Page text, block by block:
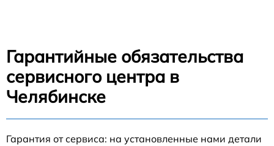
Гарантийные обязательства
сервисного центра в
Челябинске
Гарантия от сервиса: на установленные нами детали